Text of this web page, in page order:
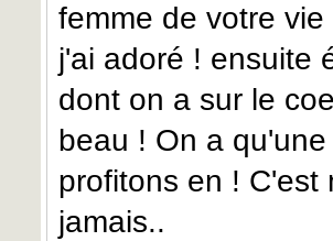
femme de votre
j'ai adoré ! ensuite
dont on a sur le
beau ! On a
profitons en ! C'est
jamais..